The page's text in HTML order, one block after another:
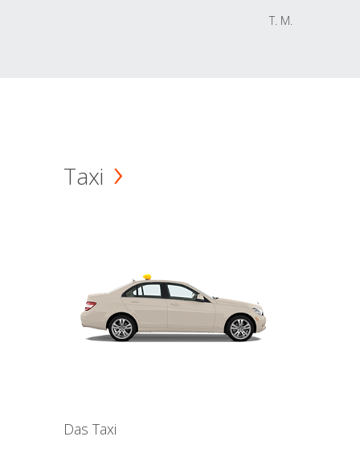
T. M.
Taxi
Das Taxi